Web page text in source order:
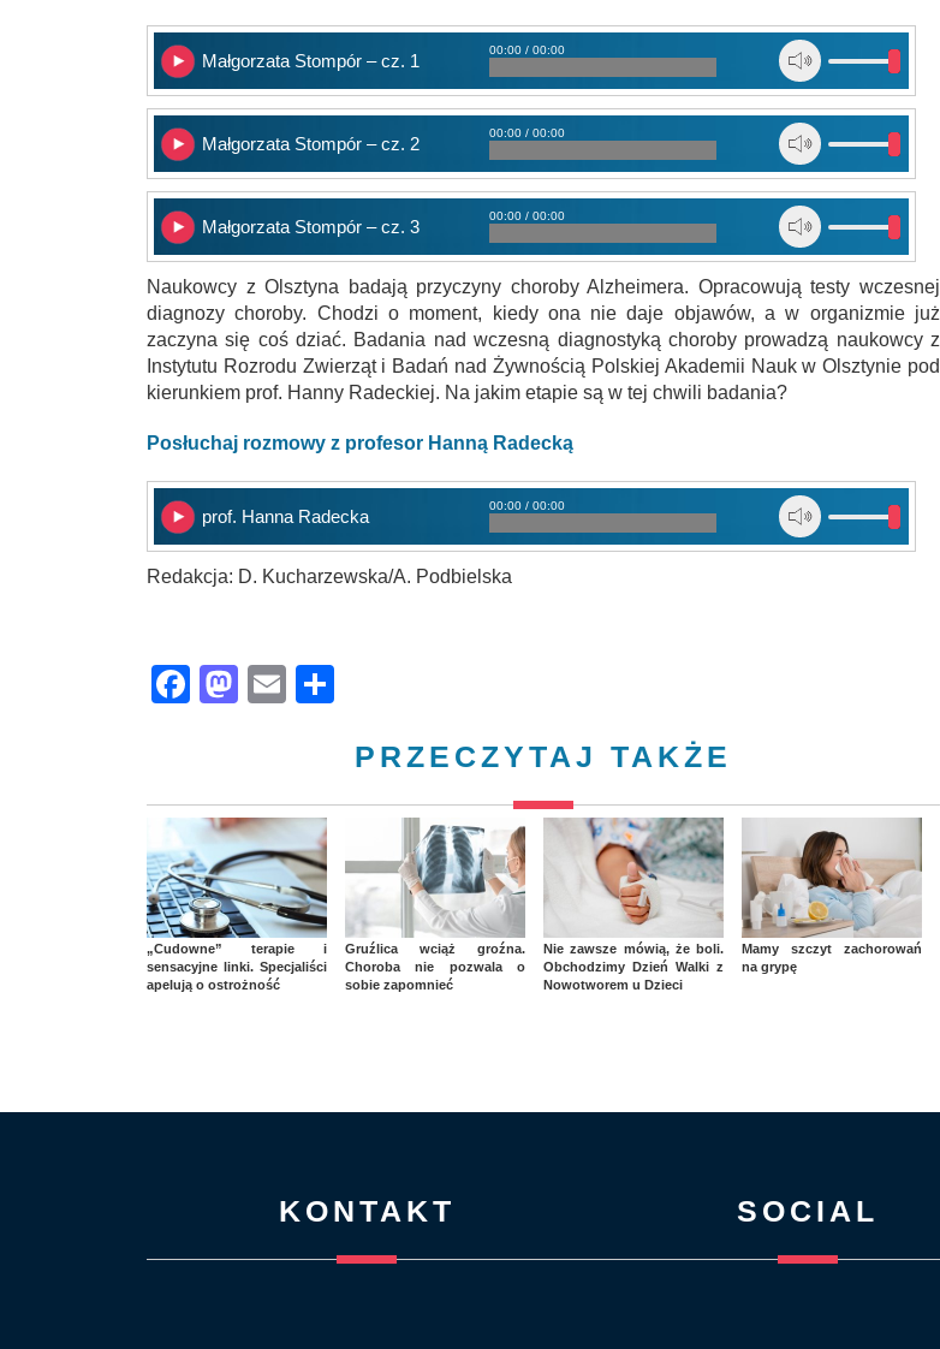
Małgorzata Stompór – cz. 1
00:00 / 00:00
Małgorzata Stompór – cz. 2
00:00 / 00:00
Małgorzata Stompór – cz. 3
00:00 / 00:00
Naukowcy z Olsztyna badają przyczyny choroby Alzheimera. Opracowują testy wczesnej
diagnozy choroby. Chodzi o moment, kiedy ona nie daje objawów, a w organizmie już
zaczyna się coś dziać. Badania nad wczesną diagnostyką choroby prowadzą naukowcy z
Instytutu Rozrodu Zwierząt i Badań nad Żywnością Polskiej Akademii Nauk w Olsztynie pod
kierunkiem prof. Hanny Radeckiej. Na jakim etapie są w tej chwili badania?
Posłuchaj rozmowy z profesor Hanną Radecką
prof. Hanna Radecka
00:00 / 00:00
Redakcja: D. Kucharzewska/A. Podbielska
Facebook
Mastodon
Email
PRZECZYTAJ TAKŻE
„Cudowne” terapie i
sensacyjne linki. Specjaliści
apelują o ostrożność
Gruźlica wciąż groźna.
Choroba nie pozwala o
sobie zapomnieć
Nie zawsze mówią, że boli.
Obchodzimy Dzień Walki z
Nowotworem u Dzieci
Mamy szczyt zachorowań
na grypę
KONTAKT SOCIAL